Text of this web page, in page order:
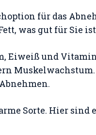
für das
was gut für Sie
Eiweiß und
Sorte. Hier sind